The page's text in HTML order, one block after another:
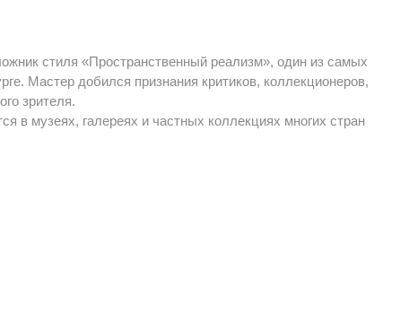
стиля «Пространственный реализм», один из самых
Мастер добился признания критиков, коллекционеров,
зрителя.
в музеях, галереях и частных коллекциях многих стран